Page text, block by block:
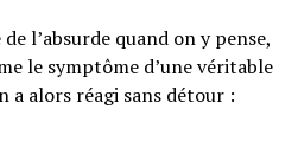
l’absurde quand on y pense,
le symptôme d’une véritable
a alors réagi sans détour :